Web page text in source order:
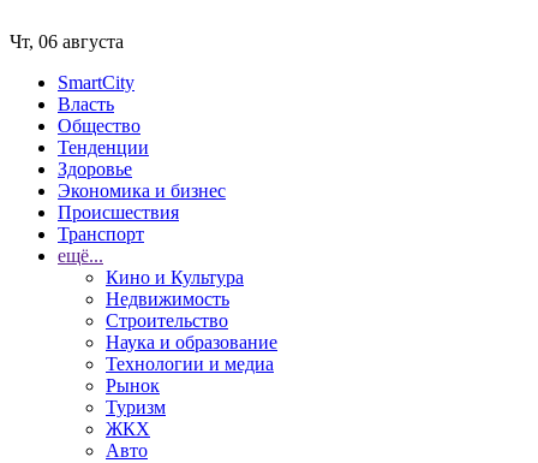
Чт, 06 августа
SmartCity
Власть
Общество
Тенденции
Здоровье
Экономика и бизнес
Происшествия
Транспорт
ещё...
Кино и Культура
Недвижимость
Строительство
Наука и образование
Технологии и медиа
Рынок
Туризм
ЖКХ
Авто